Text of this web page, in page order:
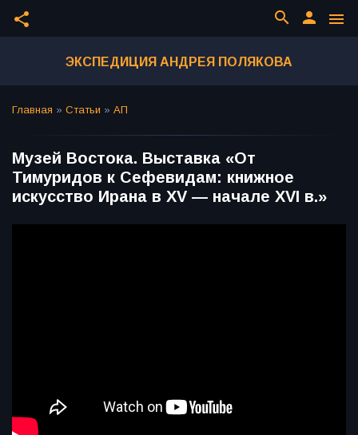
share menu
person
search
ЭКСПЕДИЦИЯ АНДРЕЯ ПОЛЯКОВА
Главная » Статьи » АП
Музей Востока. Выставка «От
Тимуридов к Сефевидам: книжное
искусство Ирана в XV — начале XVI в.»